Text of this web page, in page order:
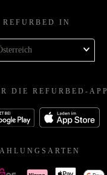
REFURBED IN
DIE REFURBED-APP